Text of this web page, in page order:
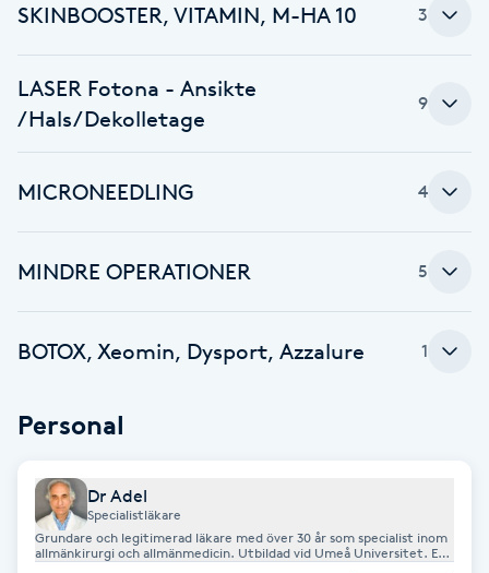
Brynplockning
Bröllopsuppsättning
C
Celluliter
Coachning
D
Dermapen
SKINBOOSTER, VITAMIN, M-HA 10 3
LASER Fotona - Ansikte
/Hals/Dekolletage
9
MICRONEEDLING 4
MINDRE OPERATIONER 5
BOTOX, Xeomin, Dysport, Azzalure 1
Personal
Dr Adel
Specialistläkare
Grundare och legitimerad läkare med över 30 år som specialist inom
allmänkirurgi och allmänmedicin. Utbildad vid Umeå Universitet. En